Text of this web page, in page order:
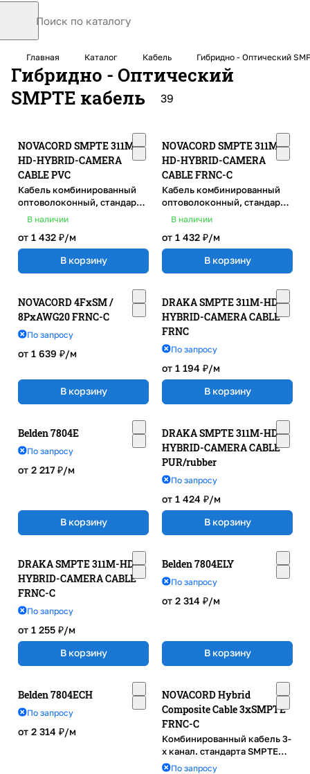
Главная Каталог Кабель Гибридно - Оптический
Гибридно - Оптический
SMPTE кабель
39
NOVACORD SMPTE 311M-
HD-HYBRID-CAMERA
CABLE PVC
Кабель комбинированный
оптоволоконный, стандарт
SMPTE 311M, общий экран -
В наличии
от 1 432 ₽/м
В корзину
NOVACORD SMPTE 311M-
HD-HYBRID-CAMERA
CABLE FRNC-C
Кабель комбинированный
оптоволоконный, стандарт
SMPTE 311M, общий экран -
В наличии
от 1 432 ₽/м
В корзину
NOVACORD 4FxSM /
8PxAWG20 FRNC-C
По запросу
от 1 639 ₽/м
В корзину
DRAKA SMPTE 311M-HD-
HYBRID-CAMERA CABLE
FRNC
По запросу
от 1 194 ₽/м
В корзину
Belden 7804E
По запросу
от 2 217 ₽/м
В корзину
DRAKA SMPTE 311M-HD-
HYBRID-CAMERA CABLE
PUR/rubber
По запросу
от 1 424 ₽/м
В корзину
DRAKA SMPTE 311M-HD-
HYBRID-CAMERA CABLE
FRNC-C
По запросу
от 1 255 ₽/м
В корзину
Belden 7804ELY
По запросу
от 2 314 ₽/м
В корзину
Belden 7804ECH
По запросу
от 2 314 ₽/м
NOVACORD Hybrid
Composite Cable 3xSMPTE
FRNC-C
Комбинированный кабель 3-
x канал. стандарта SMPTE
311M, HDTV, FRNC-C
По запросу